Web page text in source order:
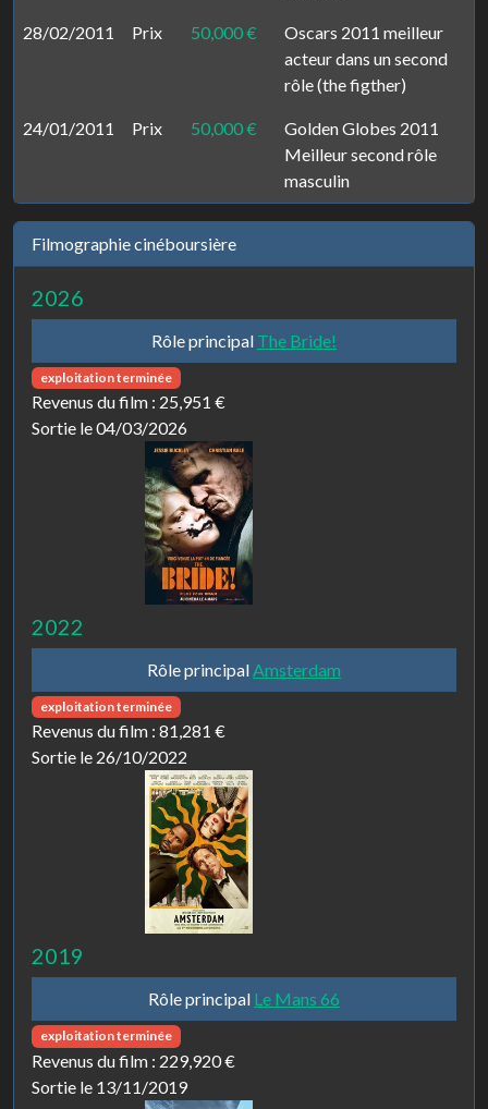
28/02/2011 Prix 50,000 €
Oscars 2011 meilleur
acteur dans un second
rôle (the figther)
24/01/2011 Prix 50,000 €
Golden Globes 2011
Meilleur second rôle
masculin
Filmographie cinéboursière
2026
Rôle principal The Bride!
exploitation terminée
Revenus du film : 25,951 €
Sortie le 04/03/2026
2022
Rôle principalAmsterdam
exploitation terminée
Revenus du film : 81,281 €
Sortie le 26/10/2022
2019
Rôle principal Le Mans 66
exploitation terminée
Revenus du film : 229,920 €
Sortie le 13/11/2019